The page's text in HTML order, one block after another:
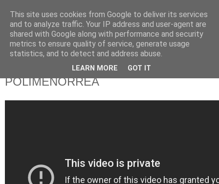
625 RANAS
LA TELEVISIÓN DESDE EL PUNTO DE VISTA BATRACIO
POLIMENORREA
This site uses cookies from Google to deliver its services
and to analyze traffic. Your IP address and user-agent are
shared with Google along with performance and security
metrics to ensure quality of service, generate usage
statistics, and to detect and address abuse.
LEARN MORE GOT IT